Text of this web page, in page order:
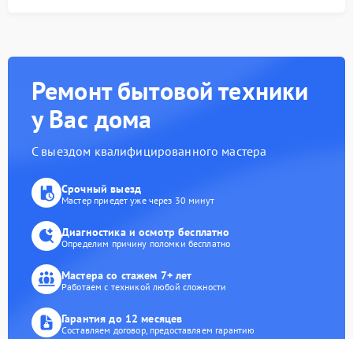
Ремонт бытовой техники
у Вас дома
С выездом квалифицированного мастера
Срочный выезд
Мастер приедет уже через 30 минут
Диагностика и осмотр бесплатно
Определим причину поломки бесплатно
Мастера со стажем 7+ лет
Работаем с техникой любой сложности
Гарантия до 12 месяцев
Составляем договор, предоставляем гарантию